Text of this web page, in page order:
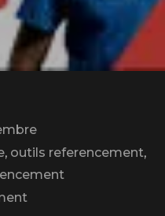
, outils referencement,